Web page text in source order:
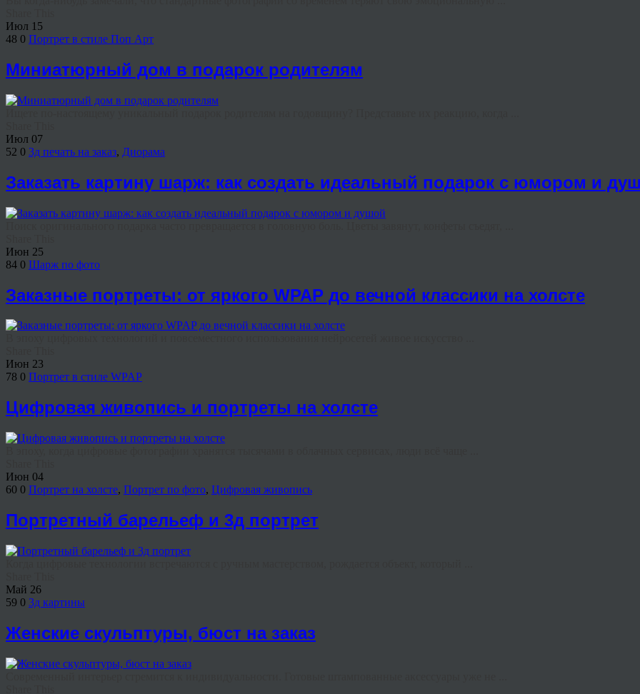
Июл 15
48 0 Портрет в стиле Поп Арт
Миниатюрный дом в подарок родителям
Июл 07
52 0 3д печать на заказ, Диорама
Заказать картину шарж: как создать идеальный подарок с юмором и
Июн 25
84 0 Шарж по фото
Заказные портреты: от яркого WPAP до вечной классики на холсте
Июн 23
78 0 Портрет в стиле WPAP
Цифровая живопись и портреты на холсте
Июн 04
60 0 Портрет на холсте, Портрет по фото, Цифровая живопись
Портретный барельеф и 3д портрет
Май 26
59 0 3д картины
Женские скульптуры, бюст на заказ